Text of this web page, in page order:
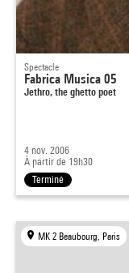
Spectacle
Fabrica Musica 05
Jethro, the ghetto poet
4 nov. 2006
À partir de 19h30
Terminé
MK 2 Beaubourg, Paris